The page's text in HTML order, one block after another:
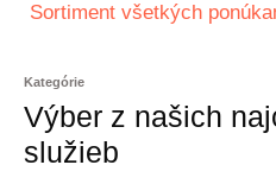
Sortiment všetkých
Kategórie
Výber z našich
služieb